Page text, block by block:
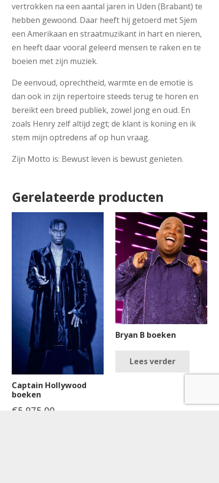
vertrokken na een aantal jaren in Uden (Brabant) te
hebben gewoond. Daar heeft hij getoerd met Sjem
een Amerikaan en straatmuzikant in hart en nieren,
en heeft daar vooral geleerd mensen te raken en te
boeien met zijn muziek.
De eenvoud, oprechtheid, warmte en de emotie is
dan ook in zijn repertoire steeds terug te horen en
bereikt een breed publiek, zowel jong en oud. En
zoals Henry zelf altijd zegt; de klant is koning en ik
stem mijn optredens af op hun vraag.
Zijn Motto is: Bewust leven is bewust genieten.
Gerelateerde producten
Captain Hollywood
boeken
€5,975.00
Bryan B boeken
Lees verder